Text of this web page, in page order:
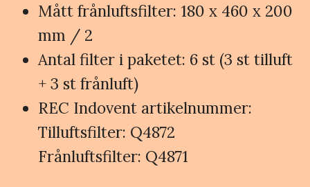
Mått frånluftsfilter: 180 x 460 x 200
mm / 2
Antal filter i paketet: 6 st (3 st tilluft
+ 3 st frånluft)
REC Indovent artikelnummer:
Tilluftsfilter: Q4872
Frånluftsfilter: Q4871